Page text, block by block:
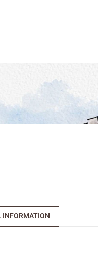
INFORMATION